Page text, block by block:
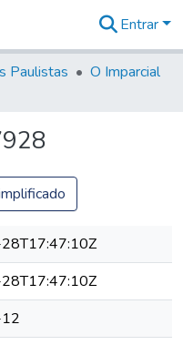
Entrar
Paulistas
O Imparcial